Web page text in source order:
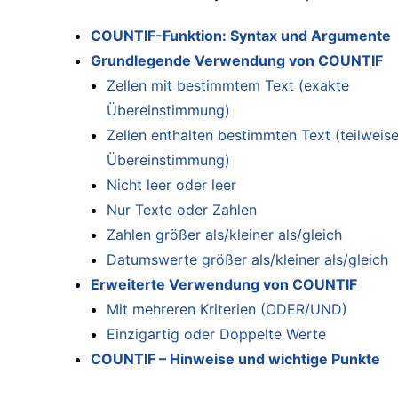
COUNTIF-Funktion: Syntax und Argumente
Grundlegende Verwendung von COUNTIF
Zellen mit bestimmtem Text (exakte
Übereinstimmung)
Zellen enthalten bestimmten Text (teilweise
Übereinstimmung)
Nicht leer oder leer
Nur Texte oder Zahlen
Zahlen größer als/kleiner als/gleich
Datumswerte größer als/kleiner als/gleich
Erweiterte Verwendung von COUNTIF
Mit mehreren Kriterien (ODER/UND)
Einzigartig oder Doppelte Werte
COUNTIF – Hinweise und wichtige Punkte